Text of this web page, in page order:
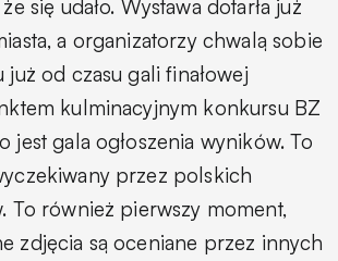
się udało. Wystawa dotarła już
a organizatorzy chwalą sobie
od czasu gali finałowej
kulminacyjnym konkursu BZ
jest gala ogłoszenia wyników. To
przez polskich
To również pierwszy moment,
zdjęcia są oceniane przez innych